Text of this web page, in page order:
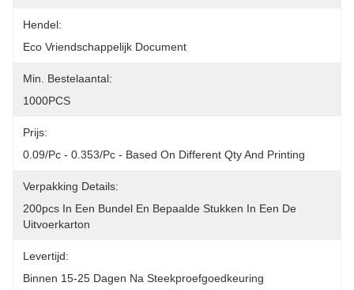
Hendel:
Eco Vriendschappelijk Document
Min. Bestelaantal:
1000PCS
Prijs:
0.09/pc - 0.353/pc - Based On Different Qty And Printing
Verpakking Details:
200pcs In Een Bundel En Bepaalde Stukken In Een De
Uitvoerkarton
Levertijd:
Binnen 15-25 Dagen Na Steekproefgoedkeuring